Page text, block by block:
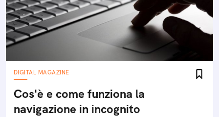
DIGITAL MAGAZINE
Cos'è e come funziona la
navigazione in incognito